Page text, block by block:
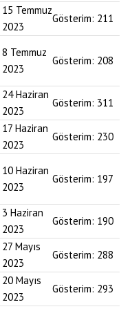
15 Temmuz
2023
Gösterim: 211
8 Temmuz
2023
Gösterim: 208
24 Haziran
2023
Gösterim: 311
17 Haziran
2023
Gösterim: 230
10 Haziran
2023
Gösterim: 197
3 Haziran
2023
Gösterim: 190
27 Mayıs
2023
Gösterim: 288
20 Mayıs
2023
Gösterim: 293